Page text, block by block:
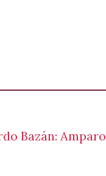
Bazán: Amparo